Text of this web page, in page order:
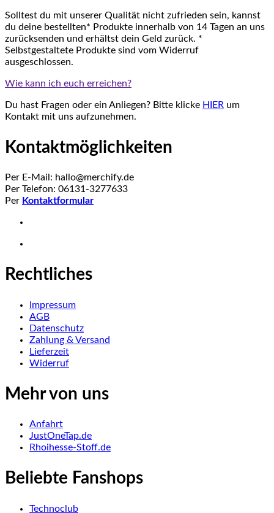
Solltest du mit unserer Qualität nicht zufrieden sein, kannst
du deine bestellten* Produkte innerhalb von 14 Tagen an uns
zurücksenden und erhältst dein Geld zurück. *
Selbstgestaltete Produkte sind vom Widerruf
ausgeschlossen.
Wie kann ich euch erreichen?
Du hast Fragen oder ein Anliegen? Bitte klicke HIER um
Kontakt mit uns aufzunehmen.
Kontaktmöglichkeiten
Per E-Mail: hallo@merchify.de
Per Telefon: 06131-3277633
Per Kontaktformular
Rechtliches
Impressum
AGB
Datenschutz
Zahlung & Versand
Lieferzeit
Widerruf
Mehr von uns
Anfahrt
JustOneTap.de
Rhoihesse-Stoff.de
Beliebte Fanshops
Technoclub